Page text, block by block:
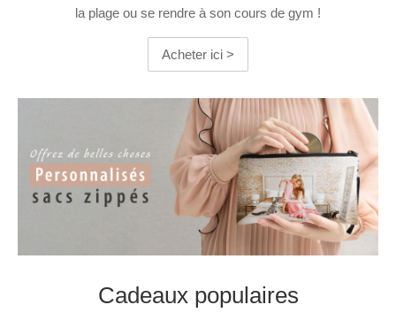
la plage ou se rendre à son cours de gym !
Acheter ici >
Cadeaux populaires